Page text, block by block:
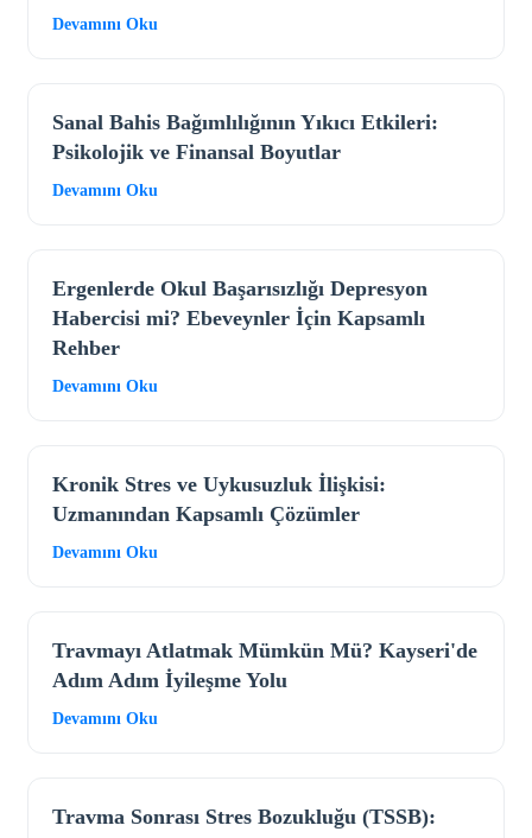
Devamını Oku
Sanal Bahis Bağımlılığının Yıkıcı Etkileri:
Psikolojik ve Finansal Boyutlar
Devamını Oku
Ergenlerde Okul Başarısızlığı Depresyon
Habercisi mi? Ebeveynler İçin Kapsamlı
Rehber
Devamını Oku
Kronik Stres ve Uykusuzluk İlişkisi:
Uzmanından Kapsamlı Çözümler
Devamını Oku
Travmayı Atlatmak Mümkün Mü? Kayseri'de
Adım Adım İyileşme Yolu
Devamını Oku
Travma Sonrası Stres Bozukluğu (TSSB):